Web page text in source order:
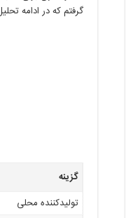
گرفتم که در ادامه
گزینه
تولیدکننده محلی